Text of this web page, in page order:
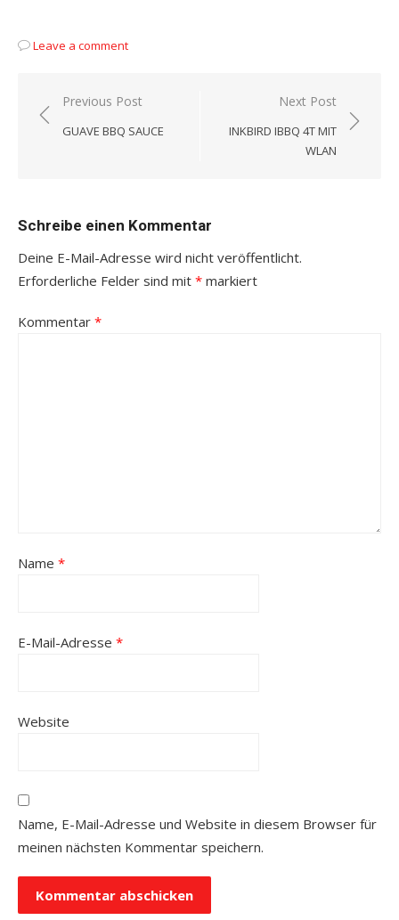
Leave a comment
Beitragsnavigation
Previous Post
GUAVE BBQ SAUCE
Next Post
INKBIRD IBBQ 4T MIT
WLAN
Schreibe einen Kommentar
Deine E-Mail-Adresse wird nicht veröffentlicht.
Erforderliche Felder sind mit * markiert
Kommentar *
Name *
E-Mail-Adresse *
Website
Name, E-Mail-Adresse und Website in diesem Browser für
meinen nächsten Kommentar speichern.